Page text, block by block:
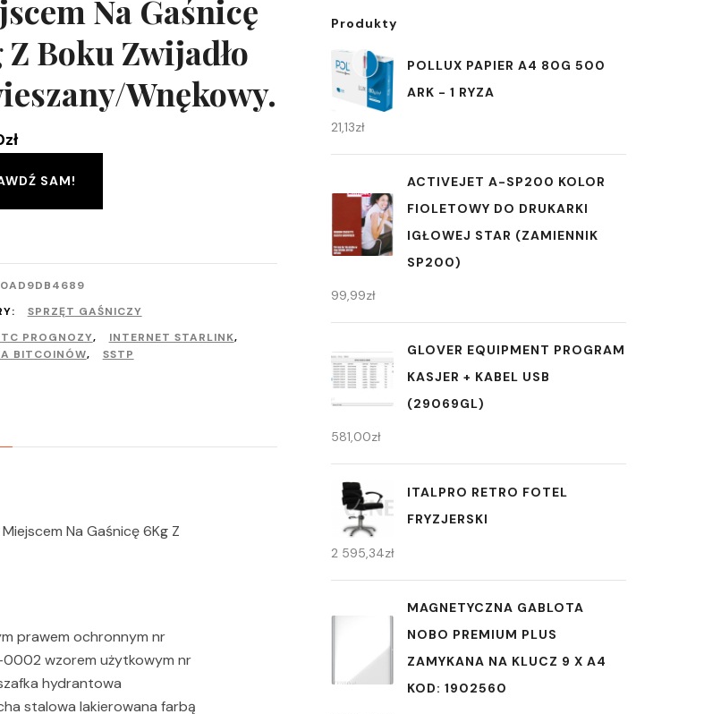
Na Gaśnicę
Z Boku Zwijadło
Wnękowy.
zł
SAM!
SPRZĘT GAŚNICZY
PROGNOZY, INTERNET STARLINK,
BITCOINÓW, SSTP
Na Gaśnicę 6Kg Z
prawem ochronnym nr
0002 wzorem użytkowym nr
hydrantowa
stalowa lakierowana farbą
Produkty
POLLUX PAPIER A4 80G 500
ARK - 1 RYZA
21,13zł
ACTIVEJET A-SP200 KOLOR
FIOLETOWY DO DRUKARKI
IGŁOWEJ STAR (ZAMIENNIK
SP200)
99,99zł
GLOVER EQUIPMENT PROGRAM
KASJER + KABEL USB
(29069GL)
581,00zł
ITALPRO RETRO FOTEL
FRYZJERSKI
2 595,34zł
MAGNETYCZNA GABLOTA
NOBO PREMIUM PLUS
ZAMYKANA NA KLUCZ 9 X A4
KOD: 1902560